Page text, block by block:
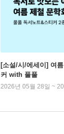
[소설/시/에세이] 여
커 with 풀풀
2026년 05월 28일 ~